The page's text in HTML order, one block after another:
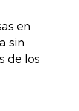
en
sin
de los